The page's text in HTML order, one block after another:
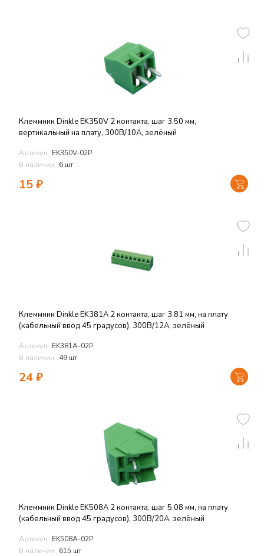
Клеммник Dinkle EK350V 2 контакта, шаг 3.50 мм,
вертикальный на плату, 300В/10А, зелёный
Артикул: EK350V-02P
В наличии: 6 шт
15₽
Клеммник Dinkle EK381A 2 контакта, шаг 3.81 мм, на плату
(кабельный ввод 45 градусов), 300В/12А, зелёный
Артикул: EK381A-02P
В наличии: 49 шт
24₽
Клеммник Dinkle EK508A 2 контакта, шаг 5.08 мм, на плату
(кабельный ввод 45 градусов), 300В/20А, зелёный
Артикул: EK508A-02P
В наличии: 615 шт